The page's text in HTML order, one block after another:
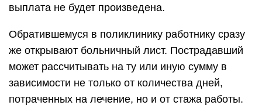
выплата не будет произведена.
Обратившемуся в поликлинику работнику сразу
же открывают больничный лист. Пострадавший
может рассчитывать на ту или иную сумму в
зависимости не только от количества дней,
потраченных на лечение, но и от стажа работы.